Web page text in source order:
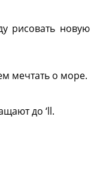
рисовать новую
мечтать о море.
до ‘ll.